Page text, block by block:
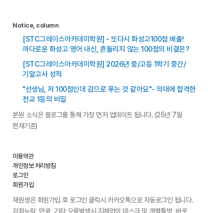
Notice, column
[STC그레이스아카데미학원] - 또다시 화성고100점 배출!
까다로운 화성고 영어 내신, 흔들리지 않는 100점의 비결은?
[STC그레이스아카데미학원] 2026년 중/고등 1학기 중간/
기말고사 성적
"선생님, 저 100점인데 감으로 푸는 것 같아요"- 의대에 합격한
전교 1등의 비밀
본원 소식은 블로그를 통해 가장 먼저 업데이트 됩니다. (25년 7월
현재기준)
이용약관
개인정보 처리방침
로그인
회원가입
재원생은 회원가입 후 로그인 클릭시 카카오톡으로 자동로그인 됩니다.
강좌누락, 만료, 기타 오류발생시 지체없이 데스크 및 개별톡방, 바로